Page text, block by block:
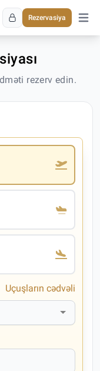
Rezervasiya
Əsas
rezerv edin.
Uçuşların cədvəli